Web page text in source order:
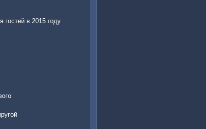
гостей в 2015 году